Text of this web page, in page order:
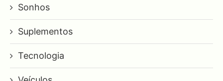
Sonhos
Suplementos
Tecnologia